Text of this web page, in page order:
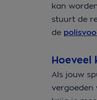
kan
stuurt de
de
Hoeveel
Als jouw
vergoeden